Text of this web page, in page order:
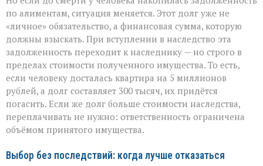
по алиментам, ситуация меняется. Этот долг уже не
«личное» обязательство, а финансовая сумма, которую
должны взыскать. При вступлении в наследство эта
задолженность переходит к наследнику — но строго в
пределах стоимости полученного имущества. То есть,
если человеку досталась квартира на 5 миллионов
рублей, а долг составляет 300 тысяч, их придётся
погасить. Если же долг больше стоимости наследства,
переплачивать не нужно: ответственность ограничена
объёмом принятого имущества.
Выбор без последствий: когда лучше отказаться